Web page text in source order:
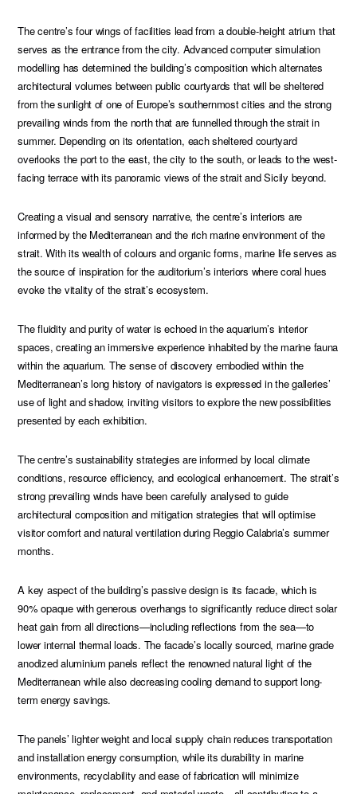
The centre’s four wings of facilities lead from a double-height atrium that
serves as the entrance from the city. Advanced computer simulation
modelling has determined the building’s composition which alternates
architectural volumes between public courtyards that will be sheltered
from the sunlight of one of Europe’s southernmost cities and the strong
prevailing winds from the north that are funnelled through the strait in
summer. Depending on its orientation, each sheltered courtyard
overlooks the port to the east, the city to the south, or leads to the west-
facing terrace with its panoramic views of the strait and Sicily beyond.
Creating a visual and sensory narrative, the centre’s interiors are
informed by the Mediterranean and the rich marine environment of the
strait. With its wealth of colours and organic forms, marine life serves as
the source of inspiration for the auditorium’s interiors where coral hues
evoke the vitality of the strait’s ecosystem.
The fluidity and purity of water is echoed in the aquarium’s interior
spaces, creating an immersive experience inhabited by the marine fauna
within the aquarium. The sense of discovery embodied within the
Mediterranean’s long history of navigators is expressed in the galleries’
use of light and shadow, inviting visitors to explore the new possibilities
presented by each exhibition.
The centre’s sustainability strategies are informed by local climate
conditions, resource efficiency, and ecological enhancement. The strait’s
strong prevailing winds have been carefully analysed to guide
architectural composition and mitigation strategies that will optimise
visitor comfort and natural ventilation during Reggio Calabria’s summer
months.
A key aspect of the building’s passive design is its facade, which is
90% opaque with generous overhangs to significantly reduce direct solar
heat gain from all directions—including reflections from the sea—to
lower internal thermal loads. The facade’s locally sourced, marine grade
anodized aluminium panels reflect the renowned natural light of the
Mediterranean while also decreasing cooling demand to support long-
term energy savings.
The panels’ lighter weight and local supply chain reduces transportation
and installation energy consumption, while its durability in marine
environments, recyclability and ease of fabrication will minimize